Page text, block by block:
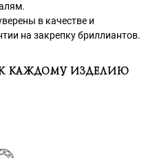
в качестве и
на закрепку бриллиантов.
КАЖДОМУ ИЗДЕЛИЮ